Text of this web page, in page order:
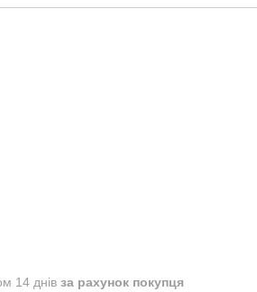
14 днів за рахунок покупця